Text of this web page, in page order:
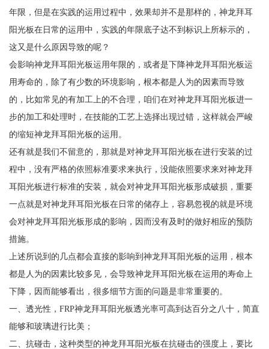
年限，但是在实践的运用过程中，效果却并不是那样的，神龙拜耳
阳光板在日常的运用中，实践的年限底子达不到标识上所标示的，
这又是什么原因导致的呢？
会影响神龙拜耳阳光板运用年限的，或者是下降神龙拜耳阳光板运
用寿命的，除了有少数的环境影响，根本都是人为的因素而导致
的，比如常见的有加工上的不合理，咱们在对神龙拜耳阳光板进一
步的加工和处理时，在技能的工艺上选择出现过错，这样就会严峻
的缩短神龙拜耳阳光板的运用。
还有就是我们不留意的，那就是对神龙拜耳阳光板在进行安装的过
程中，没有严格的依照标准要求来执行，没能依照要求来对神龙拜
耳阳光板进行标准的安装，就会对神龙拜耳阳光板形成破损，重要
一点就是对神龙拜耳阳光板在日常的储存上，容易忽视的就是环境
会对神龙拜耳阳光板形成的影响，因而没有及时的做好相应的预防
措施。
上述所说到的几点都会直接的影响到神龙拜耳阳光板的运用，根本
都是人为的因素比较多见，会导致神龙拜耳阳光板在运用的寿命上
下降，因而能够看出，很多细节方面的问题是非常重要的。
一、透光性，FRP神龙拜耳阳光板透光率可高到达百分之八十，简直
能够和玻璃进行比美；
二、抗碰击，这种类型的神龙拜耳阳光板在抗碰击的强度上，要比